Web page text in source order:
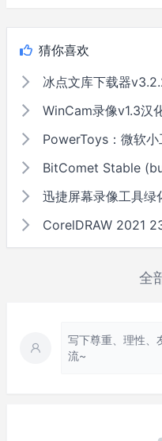
猜你喜欢
冰点文库下载器
WinCam录像v1.3汉
PowerToys：微软
BitComet Stable (build
迅捷屏幕录像工具绿
CorelDRAW 2021
全
写下尊重、理性、
流~